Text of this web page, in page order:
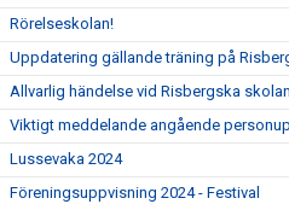
Rörelseskolan!
Uppdatering gällande träning på
Allvarlig händelse vid Risbergska skolan
Viktigt meddelande angående
Lussevaka 2024
Föreningsuppvisning 2024 - Festival